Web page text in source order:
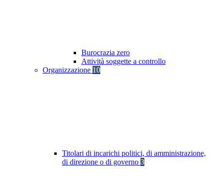
Burocrazia zero
Attività soggette a controllo
Organizzazione 10
Titolari di incarichi politici, di amministrazione,
di direzione o di governo 3